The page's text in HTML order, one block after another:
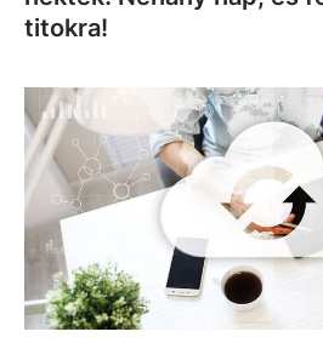
titokra!